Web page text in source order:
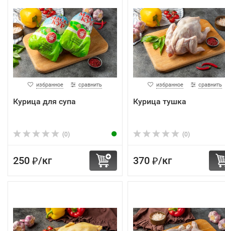
избранное сравнить
Курица для супа
(0)
250 ₽/кг
избранное сравнить
Курица тушка
(0)
370 ₽/кг